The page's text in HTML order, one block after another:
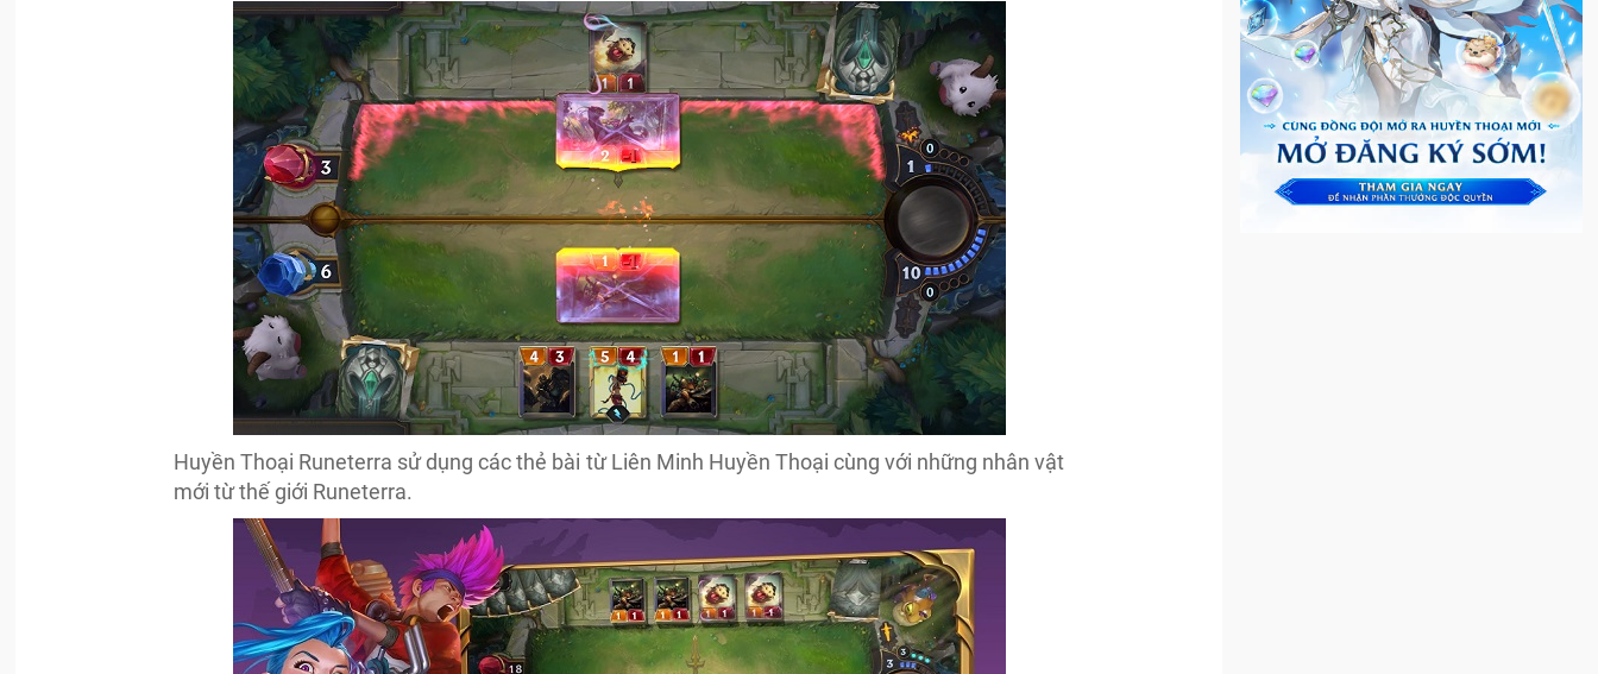
Huyền Thoại Runeterra sử dụng các thẻ bài từ Liên Minh Huyền Thoại cùng với những nhân vật
mới từ thế giới Runeterra.